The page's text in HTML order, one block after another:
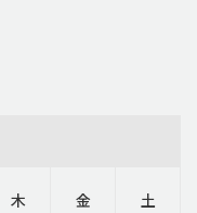
木 金 土